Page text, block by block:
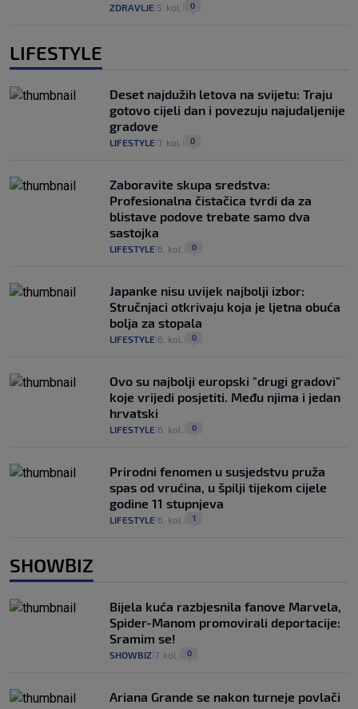
ZDRAVLJE 5. kol. 0
LIFESTYLE
Deset najdužih letova na svijetu: Traju
gotovo cijeli dan i povezuju najudaljenije
gradove
LIFESTYLE 7. kol. 0
Zaboravite skupa sredstva:
Profesionalna čistačica tvrdi da za
blistave podove trebate samo dva
sastojka
LIFESTYLE 6. kol. 0
Japanke nisu uvijek najbolji izbor:
Stručnjaci otkrivaju koja je ljetna obuća
bolja za stopala
LIFESTYLE 6. kol. 0
Ovo su najbolji europski "drugi gradovi"
koje vrijedi posjetiti. Među njima i jedan
hrvatski
LIFESTYLE 6. kol. 0
Prirodni fenomen u susjedstvu pruža
spas od vrućina, u špilji tijekom cijele
godine 11 stupnjeva
LIFESTYLE 6. kol. 1
SHOWBIZ
Bijela kuća razbjesnila fanove Marvela,
Spider-Manom promovirali deportacije:
Sramim se!
SHOWBIZ 7. kol. 0
Ariana Grande se nakon turneje povlači